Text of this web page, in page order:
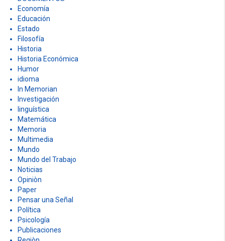
CEDIAL TV – Videoconferencia
Ciencias Sociales
Comunicación
COYUNTURA
Democracia
Derecho
Derechos Humanos
DOCUMENTOS
Economía
Educación
Estado
Filosofía
Historia
Historia Económica
Humor
idioma
In Memorian
Investigación
linguística
Matemática
Memoria
Multimedia
Mundo
Mundo del Trabajo